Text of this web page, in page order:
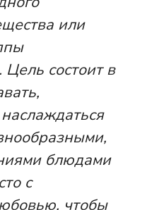
или
Цель состоит в
блюдами
с
чтобы